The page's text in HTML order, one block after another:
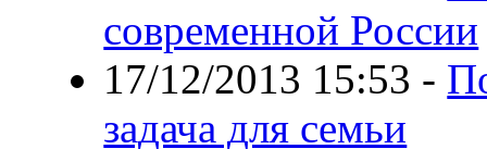
современной России
17/12/2013 15:53 -
задача для семьи